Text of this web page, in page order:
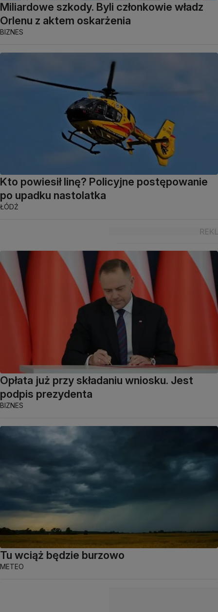
Miliardowe szkody. Byli członkowie władz
Orlenu z aktem oskarżenia
BIZNES
Kto powiesił linę? Policyjne postępowanie
po upadku nastolatka
ŁÓDŹ
Opłata już przy składaniu wniosku. Jest
podpis prezydenta
BIZNES
Tu wciąż będzie burzowo
METEO